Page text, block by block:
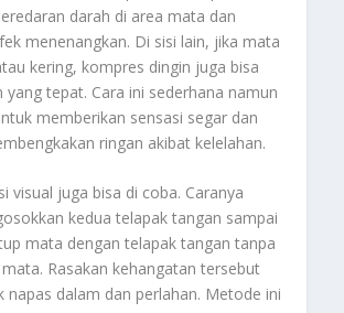
darah di area mata dan
menenangkan. Di sisi lain, jika mata
kering, kompres dingin juga bisa
yang tepat. Cara ini sederhana namun
memberikan sensasi segar dan
ringan akibat kelelahan.
visual juga bisa di coba. Caranya
kedua telapak tangan sampai
mata dengan telapak tangan tanpa
Rasakan kehangatan tersebut
napas dalam dan perlahan. Metode ini